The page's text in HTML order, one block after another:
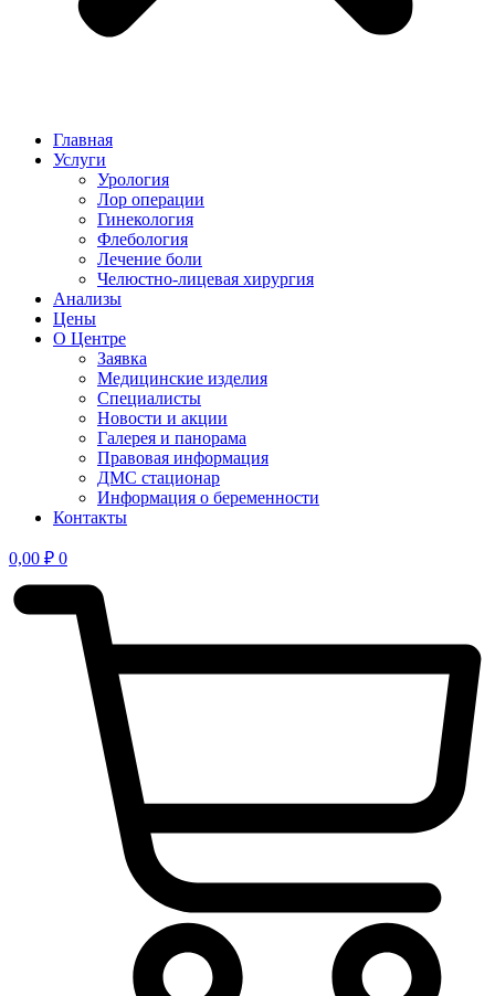
Главная
Услуги
Урология
Лор операции
Гинекология
Флебология
Лечение боли
Челюстно-лицевая хирургия
Анализы
Цены
О Центре
Заявка
Медицинские изделия
Специалисты
Новости и акции
Галерея и панорама
Правовая информация
ДМС стационар
Информация о беременности
Контакты
0,00 ₽ 0